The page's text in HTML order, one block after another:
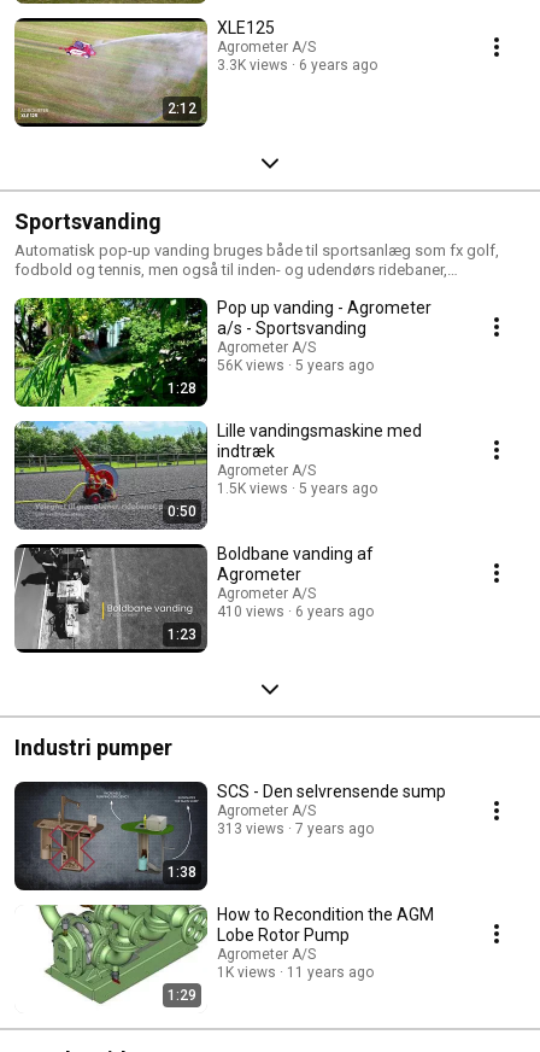
2:12
XLE125
Agrometer A/S
3.3K views
6 years ago
Sportsvanding
Automatisk pop-up vanding bruges både til sportsanlæg som fx golf,
fodbold og tennis, men også til inden- og udendørs ridebaner,
vandingsanlæg til boldbaner, kan du fx vælge små indtræksmaskiner der
nemt kan flyttes med en havetraktor.
1:28
Pop up vanding - Agrometer
a/s - Sportsvanding
Agrometer A/S
56K views
5 years ago
0:50
Lille vandingsmaskine med
indtræk
Agrometer A/S
1.5K views
5 years ago
1:23
Boldbane vanding af
Agrometer
Agrometer A/S
410 views
6 years ago
Industri pumper
1:38
SCS - Den selvrensende sump
Agrometer A/S
313 views
7 years ago
1:29
How to Recondition the AGM
Lobe Rotor Pump
Agrometer A/S
1K views
11 years ago